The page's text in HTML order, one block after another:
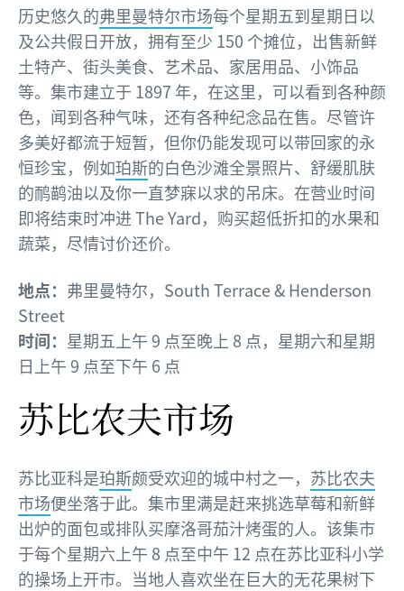
历史悠久的弗里曼特尔市场每个星期五到星期日以
及公共假日开放，拥有至少 150 个摊位，出售新鲜
土特产、街头美食、艺术品、家居用品、小饰品
等。集市建立于 1897 年，在这里，可以看到各种颜
色，闻到各种气味，还有各种纪念品在售。尽管许
多美好都流于短暂，但你仍能发现可以带回家的永
恒珍宝，例如珀斯的白色沙滩全景照片、舒缓肌肤
的鸸鹋油以及你一直梦寐以求的吊床。在营业时间
即将结束时冲进 The Yard，购买超低折扣的水果和
蔬菜，尽情讨价还价。
地点： 弗里曼特尔，South Terrace & Henderson
Street
时间： 星期五上午 9 点至晚上 8 点，星期六和星期
日上午 9 点至下午 6 点
苏比农夫市场
苏比亚科是珀斯颇受欢迎的城中村之一， 苏比农夫
市场便坐落于此。集市里满是赶来挑选草莓和新鲜
出炉的面包或排队买摩洛哥茄汁烤蛋的人。该集市
于每个星期六上午 8 点至中午 12 点在苏比亚科小学
的操场上开市。当地人喜欢坐在巨大的无花果树下